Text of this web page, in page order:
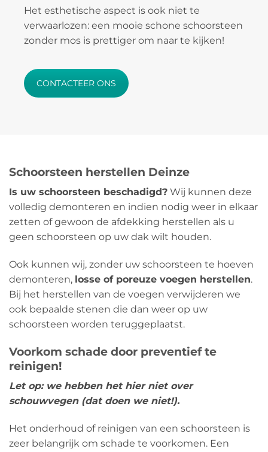
Het esthetische aspect is ook niet te
verwaarlozen: een mooie schone schoorsteen
zonder mos is prettiger om naar te kijken!
CONTACTEER ONS
Schoorsteen herstellen Deinze
Is uw schoorsteen beschadigd? Wij kunnen deze
volledig demonteren en indien nodig weer in elkaar
zetten of gewoon de afdekking herstellen als u
geen schoorsteen op uw dak wilt houden.
Ook kunnen wij, zonder uw schoorsteen te hoeven
demonteren, losse of poreuze voegen herstellen.
Bij het herstellen van de voegen verwijderen we
ook bepaalde stenen die dan weer op uw
schoorsteen worden teruggeplaatst.
Voorkom schade door preventief te
reinigen!
Let op: we hebben het hier niet over
schouwvegen (dat doen we niet!).
Het onderhoud of reinigen van een schoorsteen is
zeer belangrijk om schade te voorkomen. Een